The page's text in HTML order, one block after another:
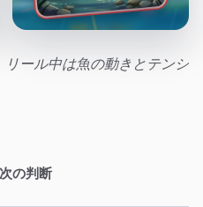
ール中は魚の動きとテンシ
次の判断